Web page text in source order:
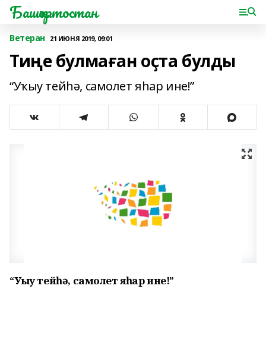
Башҡортостан
Ветеран 21 ИЮНЯ 2019, 09:01
Тиңе булмаған оҫта булды
“Уҡыу тейһә, самолет яһар ине!”
“Уҡыу тейһә, самолет яһар ине!”